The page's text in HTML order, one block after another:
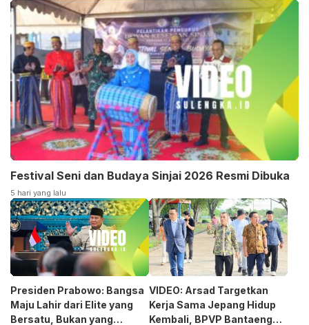
Festival Seni dan Budaya Sinjai 2026 Resmi Dibuka
5 hari yang lalu
Presiden Prabowo: Bangsa
Maju Lahir dari Elite yang
Bersatu, Bukan yang
VIDEO: Arsad Targetkan
Kerja Sama Jepang Hidup
Kembali, BPVP Bantaeng